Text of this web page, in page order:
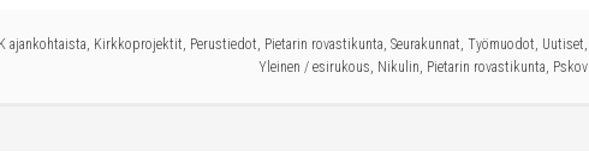
IK ajankohtaista, Kirkkoprojektit, Perustiedot, Pietarin rovastikunta, Seurakunnat, Työmuodot, Uutiset,
Yleinen / esirukous, Nikulin, Pietarin rovastikunta, Pskov